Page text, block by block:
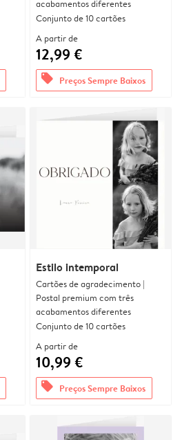
acabamentos diferentes
Conjunto de 10 cartões
A partir de
12,99 €
offers Preços Sempre Baixos
Estilo intemporal
Cartões de agradecimento |
Postal premium com três
acabamentos diferentes
Conjunto de 10 cartões
A partir de
10,99 €
offers Preços Sempre Baixos